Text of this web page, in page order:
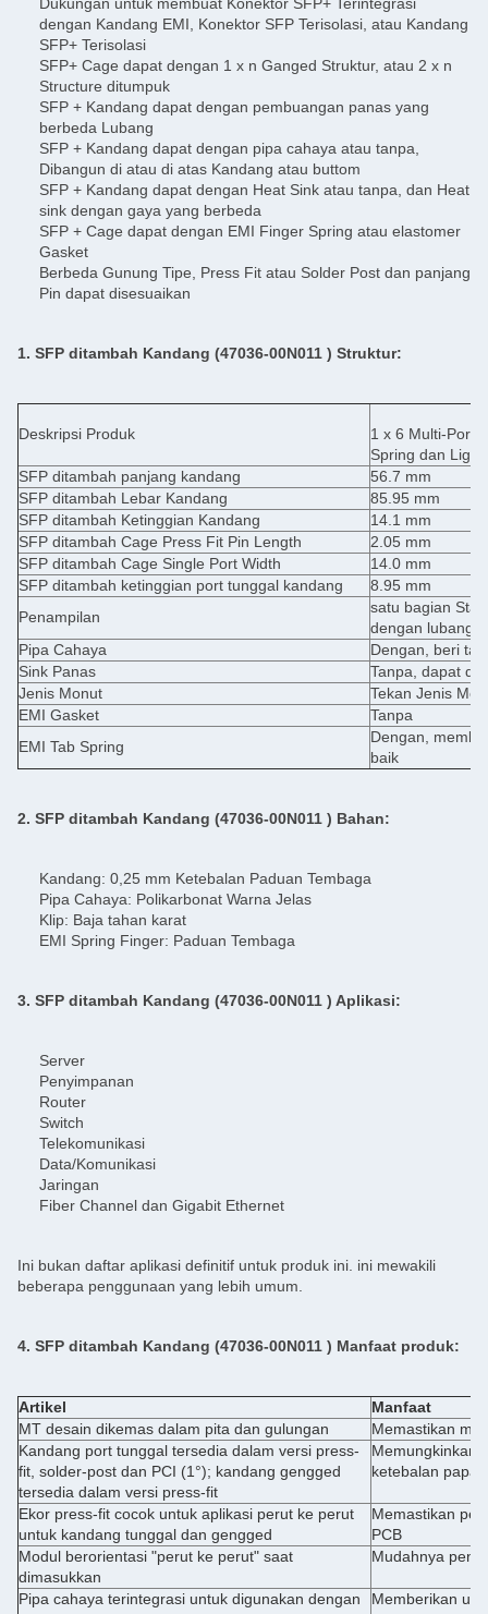
dengan Kandang EMI, Konektor SFP Terisolasi, atau Kandang
SFP+ Terisolasi
SFP+ Cage dapat dengan 1 x n Ganged Struktur, atau 2 x n
Structure ditumpuk
SFP + Kandang dapat dengan pembuangan panas yang
berbeda Lubang
SFP + Kandang dapat dengan pipa cahaya atau tanpa,
Dibangun di atau di atas Kandang atau buttom
SFP + Kandang dapat dengan Heat Sink atau tanpa, dan Heat
sink dengan gaya yang berbeda
SFP + Cage dapat dengan EMI Finger Spring atau elastomer
Gasket
Berbeda Gunung Tipe, Press Fit atau Solder Post dan panjang
Pin dapat disesuaikan
1. SFP ditambah Kandang (47036-00N011 ) Struktur:
Deskripsi Produk
1 x 6 Multi-Port
Spring dan
SFP ditambah panjang kandang
56.7 mm
SFP ditambah Lebar Kandang
85.95 mm
SFP ditambah Ketinggian Kandang
14.1 mm
SFP ditambah Cage Press Fit Pin Length
2.05 mm
SFP ditambah Cage Single Port Width
14.0 mm
SFP ditambah ketinggian port tunggal kandang
8.95 mm
Penampilan
satu bagian
dengan lubang
Pipa Cahaya
Dengan, beri
Sink Panas
Tanpa, dapat
Jenis Monut
Tekan Jenis
EMI Gasket
Tanpa
EMI Tab Spring
Dengan,
baik
2. SFP ditambah Kandang (47036-00N011 ) Bahan:
Kandang: 0,25 mm Ketebalan Paduan Tembaga
Pipa Cahaya: Polikarbonat Warna Jelas
Klip: Baja tahan karat
EMI Spring Finger: Paduan Tembaga
3. SFP ditambah Kandang (47036-00N011 ) Aplikasi:
Server
Penyimpanan
Router
Switch
Telekomunikasi
Data/Komunikasi
Jaringan
Fiber Channel dan Gigabit Ethernet
Ini bukan daftar aplikasi definitif untuk produk ini. ini mewakili
beberapa penggunaan yang lebih umum.
4. SFP ditambah Kandang (47036-00N011 ) Manfaat produk:
Artikel
Manfaat
MT desain dikemas dalam pita dan gulungan
Memastikan
Kandang port tunggal tersedia dalam versi press-
fit, solder-post dan PCI (1°); kandang gengged
tersedia dalam versi press-fit
Memungkinkan
ketebalan
Ekor press-fit cocok untuk aplikasi perut ke perut
untuk kandang tunggal dan gengged
Memastikan
PCB
Modul berorientasi "perut ke perut" saat
dimasukkan
Mudahnya
Pipa cahaya terintegrasi untuk digunakan dengan
Memberikan